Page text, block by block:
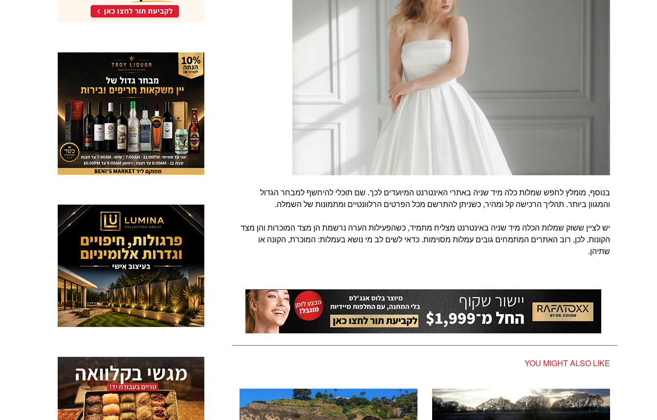
בנוסף, מומלץ לחפש שמלות כלה מיד שניה באתרי האינטרנט המיועדים לכך. שם תוכלי להיחשף למבחר הגדול
והמגוון ביותר. תהליך הרכישה קל ומהיר, כשניתן להתרשם מכל הפרטים הרלוונטיים ומתמונות של השמלה.
יש לציין ששוק שמלות הכלה מיד שניה באינטרנט מצליח מתמיד, כשהפעילות הערה נרשמת הן מצד המוכרות והן מצד
הקונות. לכן, רוב האתרים המתמחים גובים עמלות מסוימות. כדאי לשים לב מי נושא בעמלות: המוכרת, הקונה או
שתיהן.
YOU MIGHT ALSO LIKE